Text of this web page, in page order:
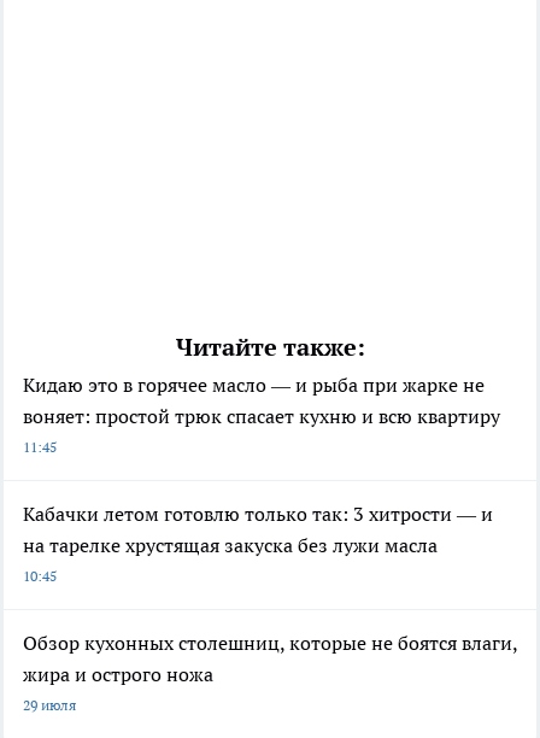
Читайте также:
Кидаю это в горячее масло — и рыба при жарке не
воняет: простой трюк спасает кухню и всю квартиру
11:45
Кабачки летом готовлю только так: 3 хитрости — и
на тарелке хрустящая закуска без лужи масла
10:45
Обзор кухонных столешниц, которые не боятся влаги,
жира и острого ножа
29 июля